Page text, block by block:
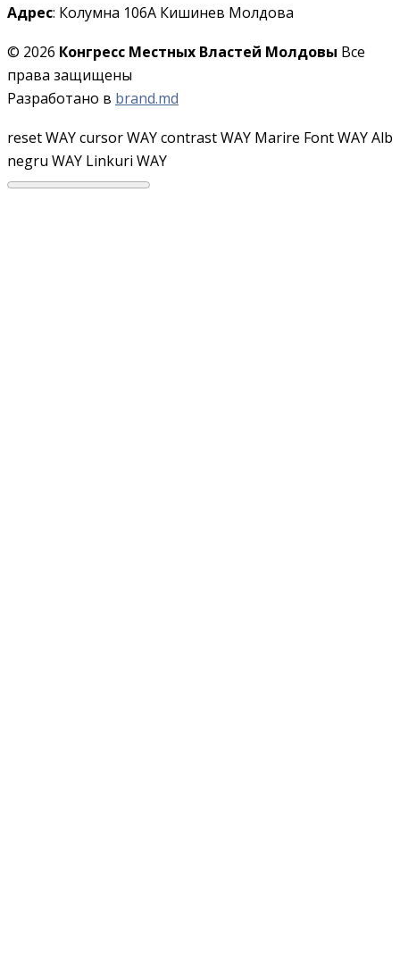
Адрес: Колумна 106A Кишинев Молдова
© 2026 Конгресс Местных Властей Молдовы Все
права защищены
Разработано в brand.md
reset WAYcursor WAYcontrast WAY Marire Font WAYAlb
negru WAY Linkuri WAY